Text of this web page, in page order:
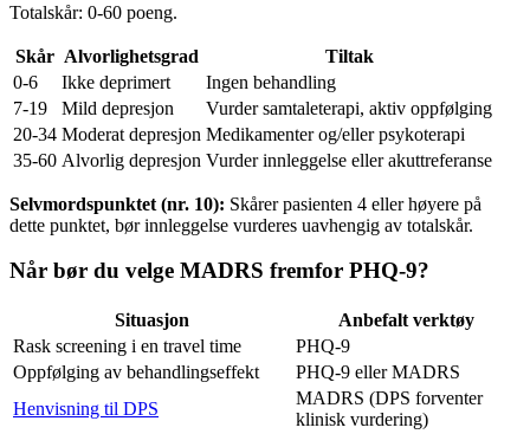
Totalskår: 0-60 poeng.
Skår Alvorlighetsgrad
Tiltak
0-6
Ikke deprimert
Ingen behandling
7-19
Mild depresjon
Vurder samtaleterapi, aktiv oppfølging
20-34 Moderat depresjon Medikamenter og/eller psykoterapi
35-60 Alvorlig depresjon Vurder innleggelse eller akuttreferanse
Selvmordspunktet (nr. 10): Skårer pasienten 4 eller høyere på
dette punktet, bør innleggelse vurderes uavhengig av totalskår.
Når bør du velge MADRS fremfor PHQ-9?
Situasjon
Anbefalt verktøy
Rask screening i en travel time
PHQ-9
Oppfølging av behandlingseffekt
PHQ-9 eller MADRS
Henvisning til DPS
MADRS (DPS forventer
klinisk vurdering)